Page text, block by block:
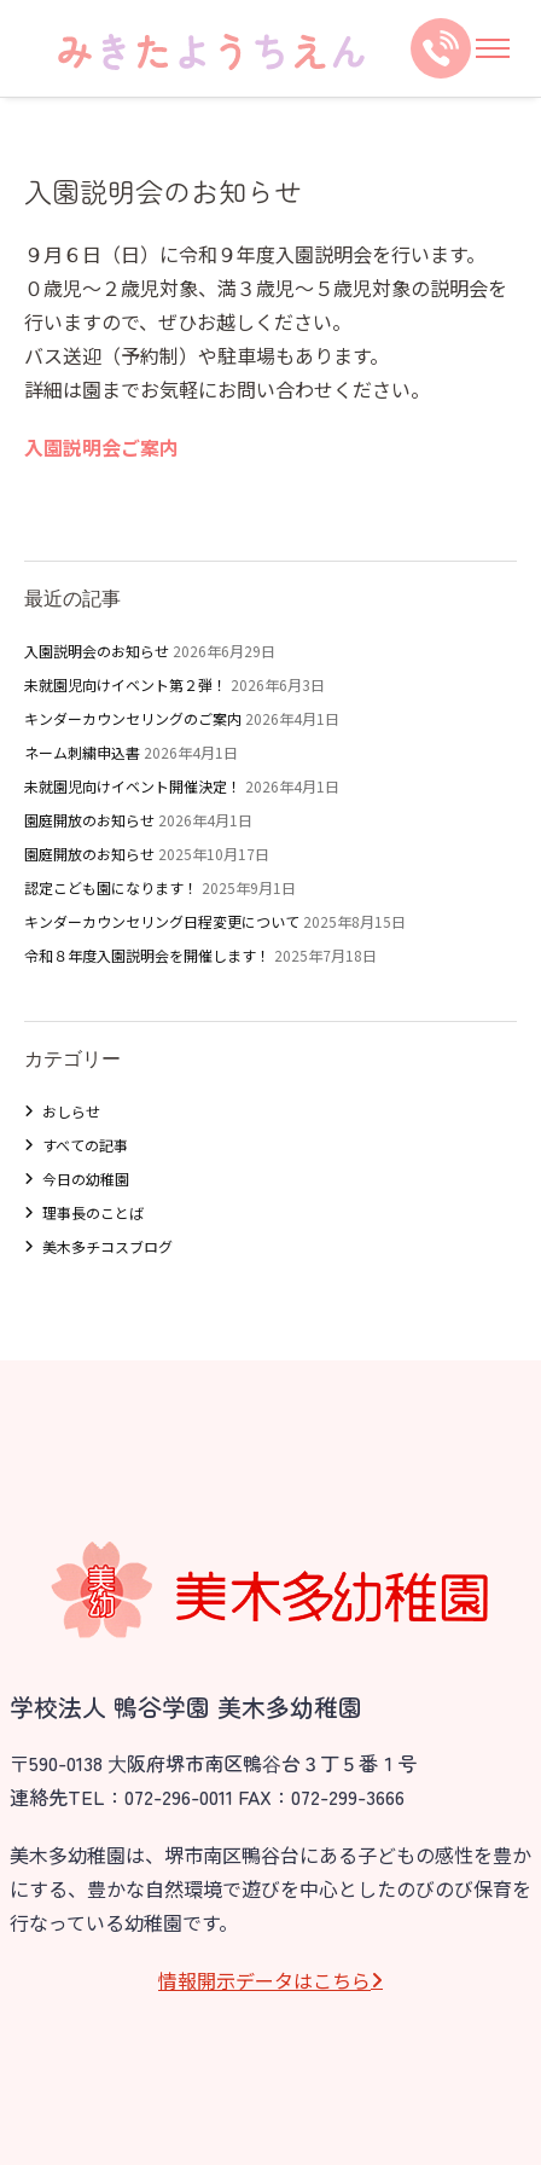
入園説明会のお知らせ
９月６日（日）に令和９年度入園説明会を行います。
０歳児～２歳児対象、満３歳児～５歳児対象の説明会を
行いますので、ぜひお越しください。
バス送迎（予約制）や駐車場もあります。
詳細は園までお気軽にお問い合わせください。
入園説明会ご案内
最近の記事
入園説明会のお知らせ 2026年6月29日
未就園児向けイベント第２弾！ 2026年6月3日
キンダーカウンセリングのご案内 2026年4月1日
ネーム刺繍申込書 2026年4月1日
未就園児向けイベント開催決定！ 2026年4月1日
園庭開放のお知らせ 2026年4月1日
園庭開放のお知らせ 2025年10月17日
認定こども園になります！ 2025年9月1日
キンダーカウンセリング日程変更について 2025年8月15日
令和８年度入園説明会を開催します！ 2025年7月18日
カテゴリー
おしらせ
すべての記事
今日の幼稚園
理事長のことば
美木多チコスブログ
学校法人 鴨谷学園 美木多幼稚園
〒590-0138 ⼤阪府堺市南区鴨⾕台３丁５番１号
連絡先TEL：072-296-0011 FAX：072-299-3666
美木多幼稚園は、堺市南区鴨谷台にある子どもの感性を豊か
にする、豊かな自然環境で遊びを中心としたのびのび保育を
行なっている幼稚園です。
情報開⽰データはこちら
今日の幼稚園
園児募集要項
教職員募集
園のこと